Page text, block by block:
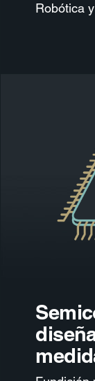
Robótica